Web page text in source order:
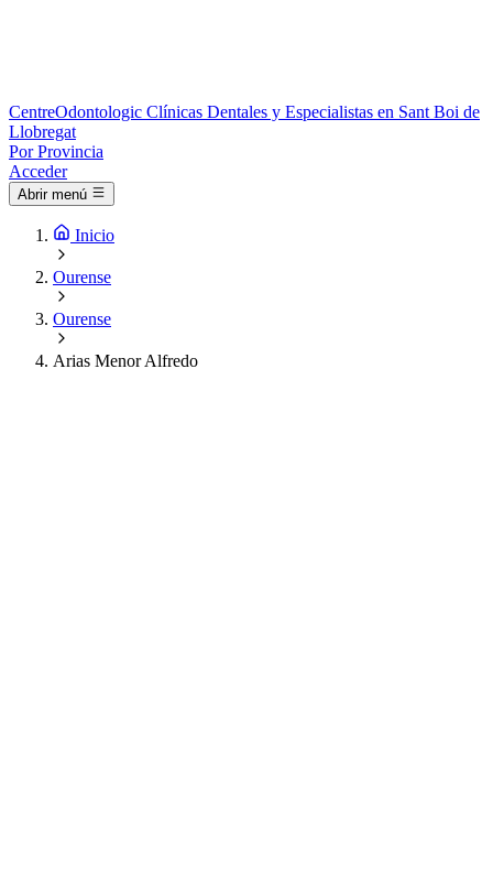
CentreOdontologic Clínicas Dentales y Especialistas en Sant Boi de
Llobregat
Por Provincia
Acceder
Abrir menú
Inicio
Ourense
Ourense
Arias Menor Alfredo